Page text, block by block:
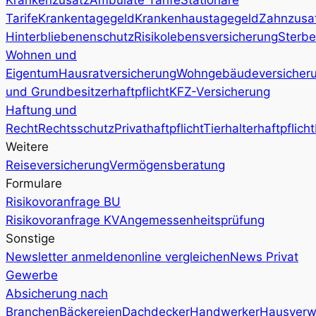
TarifeKrankentagegeldKrankenhaustagegeld
HinterbliebenenschutzRisikolebensversicherung
Wohnen und
EigentumHausratversicherung
und GrundbesitzerhaftpflichtKFZ-Versicherung
Haftung und
RechtRechtsschutzPrivathaftpflichtTierhalterhaftpflicht
Weitere
ReiseversicherungVermögensberatung
Formulare
Risikovoranfrage BU
Risikovoranfrage KVAngemessenheitsprüfung
Sonstige
Newsletter anmeldenonline vergleichenNews Privat
Gewerbe
Absicherung nach
BranchenBäckereienDachdeckerHandwerker